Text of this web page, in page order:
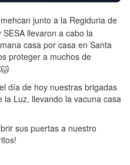
junto a la Regiduria de
llevaron a cabo la
casa por casa en Santa
proteger a muchos de
día de hoy nuestras brigadas
Luz, llevando la vacuna casa
sus puertas a nuestro